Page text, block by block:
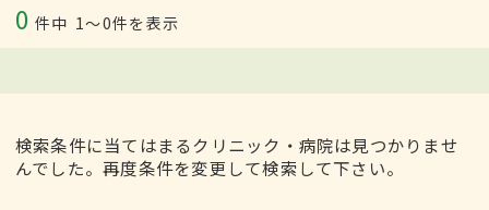
0 件中 1〜0件を表示
検索条件に当てはまるクリニック・病院は見つかりませ
んでした。再度条件を変更して検索して下さい。